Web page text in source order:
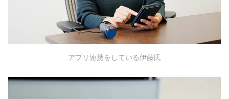
アプリ連携をしている伊藤氏